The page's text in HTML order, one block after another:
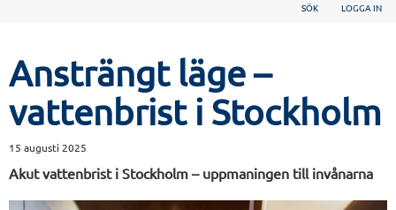
SÖK LOGGA IN
Ansträngt läge –
vattenbrist i Stockholm
15 augusti 2025
Akut vattenbrist i Stockholm – uppmaningen till invånarna